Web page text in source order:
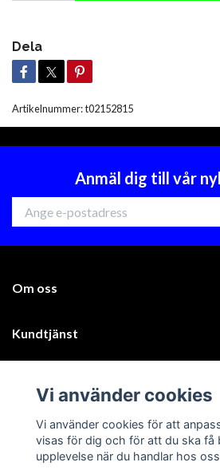
Dela
Artikelnummer:t02152815
Anmäl dig till vår
Om oss
Kundtjänst
Sociala medier
Vi använder cookies
Vi använder cookies för att
visas för dig och för att du ska få
upplevelse när du handlar hos